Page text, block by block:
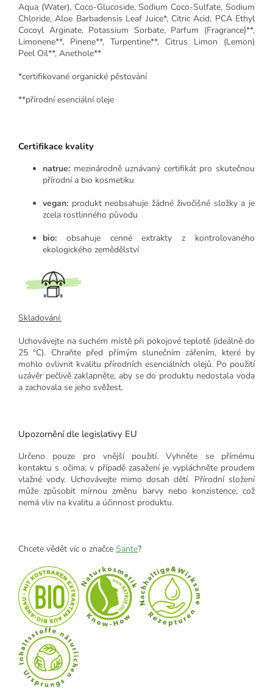
Aqua (Water), Coco-Glucoside, Sodium Coco-Sulfate, Sodium
Chloride, Aloe Barbadensis Leaf Juice*, Citric Acid, PCA Ethyl
Cocoyl Arginate, Potassium Sorbate, Parfum (Fragrance)**,
Limonene**, Pinene**, Turpentine**, Citrus Limon (Lemon)
Peel Oil**, Anethole**
*certifikované organické pěstování
**přírodní esenciální oleje
Certifikace kvality
natrue: mezinárodně uznávaný certifikát pro skutečnou
přírodní a bio kosmetiku
vegan: produkt neobsahuje žádné živočišné složky a je
zcela rostlinného původu
bio: obsahuje cenné extrakty z kontrolovaného
ekologického zemědělství
Skladování:
Uchovávejte na suchém místě při pokojové teplotě (ideálně do
25 °C). Chraňte před přímým slunečním zářením, které by
mohlo ovlivnit kvalitu přírodních esenciálních olejů. Po použití
uzávěr pečlivě zaklapněte, aby se do produktu nedostala voda
a zachovala se jeho svěžest.
Upozornění dle legislativy EU
Určeno pouze pro vnější použití. Vyhněte se přímému
kontaktu s očima; v případě zasažení je vypláchněte proudem
vlažné vody. Uchovávejte mimo dosah dětí. Přírodní složení
může způsobit mírnou změnu barvy nebo konzistence, což
nemá vliv na kvalitu a účinnost produktu.
Chcete vědět víc o značce Sante?